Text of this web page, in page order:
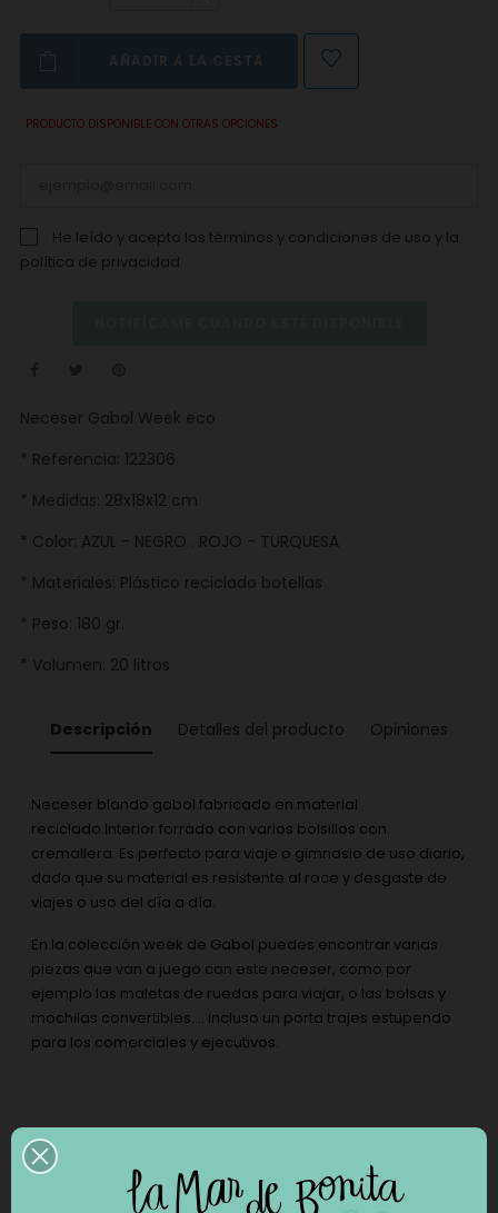
PRODUCTO DISPONIBLE CON OTRAS OPCIONES
He leído y acepto los términos y condiciones de uso y la
política de privacidad
Neceser Gabol Week eco
* Referencia: 122306
* Medidas: 28x18x12 cm
* Color: AZUL - NEGRO . ROJO - TURQUESA
* Materiales: Plástico reciclado botellas
* Peso: 180 gr.
* Volumen: 20 litros
Descripción Detalles del producto Opiniones
Neceser blando gabol fabricado en material
reciclado.Interior forrado con varios bolsillos con
cremallera. Es perfecto para viaje o gimnasio de uso diario,
dado que su material es resistente al roce y desgaste de
viajes o uso del día a día.
En la colección week de Gabol puedes encontrar varias
piezas que van a juego con este neceser, como por
ejemplo las maletas de ruedas para viajar, o las bolsas y
mochilas convertibles.... incluso un porta trajes estupendo
para los comerciales y ejecutivos.
Completa tu pedido con